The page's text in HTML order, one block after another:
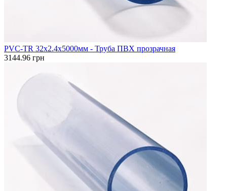
PVC-TR 32x2.4x5000мм - Труба ПВХ прозрачная
3144.96 грн